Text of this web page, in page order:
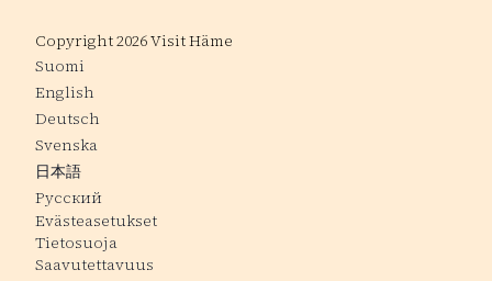
Copyright 2026 Visit Häme
Suomi
English
Deutsch
Svenska
日本語
Русский
Evästeasetukset
Tietosuoja
Saavutettavuus